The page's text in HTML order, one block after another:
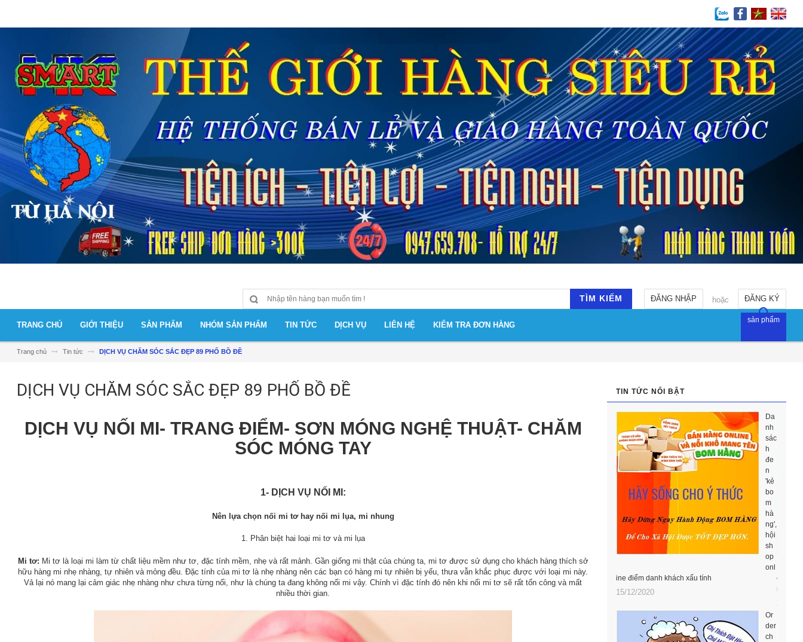
ĐĂNG KÝ
hoặc
ĐĂNG NHẬP
TÌM KIẾM
TRANG CHỦ GIỚI THIỆU SẢN PHẨM NHÓM SẢN PHẨM TIN TỨC DỊCH VỤ LIÊN HỆ KIỂM TRA ĐƠN HÀNG
sản phẩm
Trang chủ Tin tức DỊCH VỤ CHĂM SÓC SẮC ĐẸP 89 PHỐ BỒ ĐỀ
DỊCH VỤ CHĂM SÓC SẮC ĐẸP 89 PHỐ BỒ ĐỀ
DỊCH VỤ NỐI MI- TRANG ĐIỂM- SƠN MÓNG NGHỆ THUẬT- CHĂM
SÓC MÓNG TAY
1- DỊCH VỤ NỐI MI:
Nên lựa chọn nối mi tơ hay nối mi lụa, mi nhung
1. Phân biệt hai loại mi tơ và mi lụa
Mi tơ: Mi tơ là loại mi làm từ chất liệu mềm như tơ, đặc tính mềm, nhẹ và rất mảnh. Gần giống mi thật của chúng ta, mi tơ được sử dụng cho khách hàng thích sở
hữu hàng mi nhẹ nhàng, tự nhiên và mỏng đều. Đặc tính của mi tơ là nhẹ nhàng nên các bạn có hàng mi tự nhiên bị yếu, thưa vẫn khắc phục được với loại mi này.
Vả lại nó mang lại cảm giác nhẹ nhàng như chưa từng nối, như là chúng ta đang không nối mi vậy. Chính vì đặc tính đó nên khi nối mi tơ sẽ rất tốn công và mất
nhiều thời gian.
TIN TỨC NỔI BẬT
Da
nh
sác
h
đe
n
'kẻ
bo
m
hà
ng',
hội
sh
op
onl
ine điểm danh khách xấu tính
15/12/2020
Or
der
ch
op
mang